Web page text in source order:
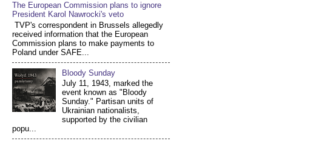
The European Commission plans to ignore
President Karol Nawrocki's veto
TVP's correspondent in Brussels allegedly
received information that the European
Commission plans to make payments to
Poland under SAFE...
Bloody Sunday
July 11, 1943, marked the
event known as "Bloody
Sunday." Partisan units of
Ukrainian nationalists,
supported by the civilian
popu...